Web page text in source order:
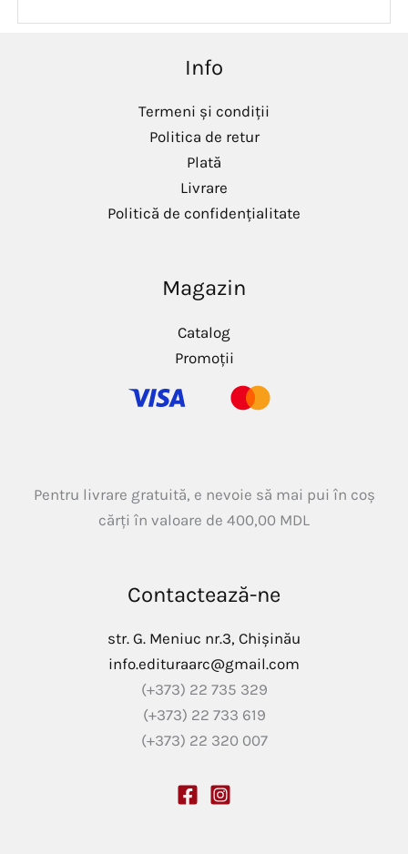
m
m
Info
Termeni și condiții
Politica de retur
Plată
Livrare
Politică de confidențialitate
Magazin
Catalog
Promoții
Pentru livrare gratuită, e nevoie să mai pui în coș
cărți în valoare de 400,00 MDL
Contactează-ne
str. G. Meniuc nr.3, Chișinău
info.edituraarc@gmail.com
(+373) 22 735 329
(+373) 22 733 619
(+373) 22 320 007